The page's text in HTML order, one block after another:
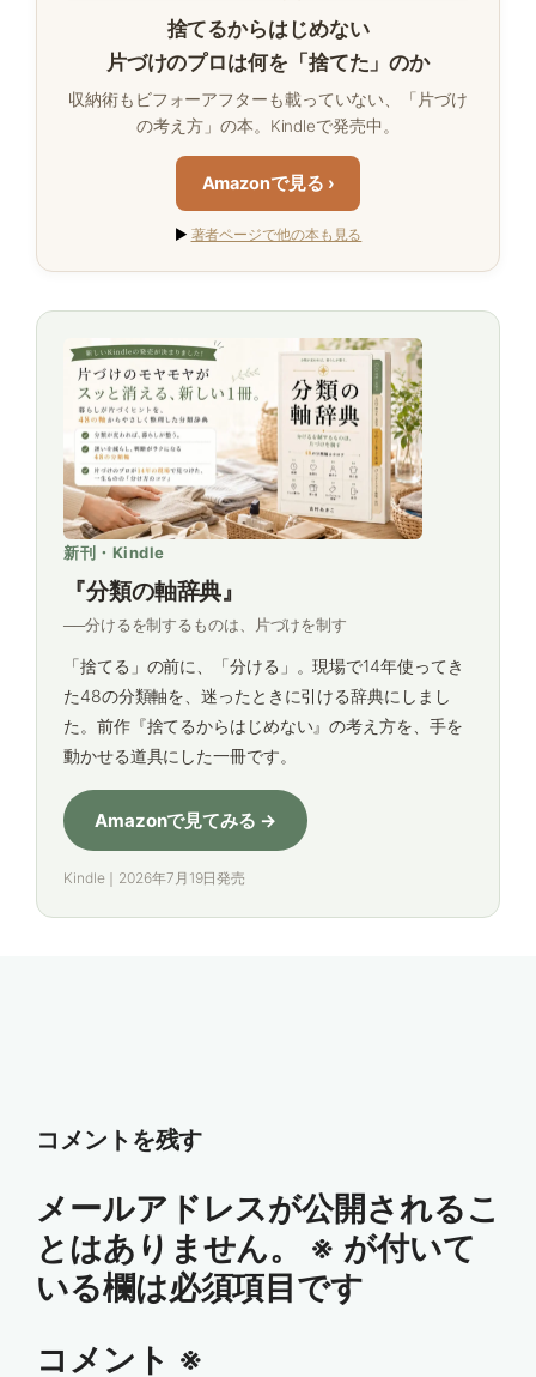
捨てるからはじめない
片づけのプロは何を「捨てた」のか
収納術もビフォーアフターも載っていない、「片づけ
の考え方」の本。Kindleで発売中。
Amazonで見る ›
▶ 著者ページで他の本も見る
新刊・Kindle
『分類の軸辞典』
──分けるを制するものは、片づけを制す
「捨てる」の前に、「分ける」。現場で14年使ってき
た48の分類軸を、迷ったときに引ける辞典にしまし
た。前作『捨てるからはじめない』の考え方を、手を
動かせる道具にした一冊です。
Amazonで見てみる →
Kindle｜2026年7月19日発売
コメントを残す
メールアドレスが公開されるこ
とはありません。
※ が付いて
いる欄は必須項目です
コメント ※